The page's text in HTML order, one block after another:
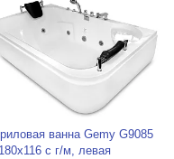
ванна Gemy G9085
с г/м, левая